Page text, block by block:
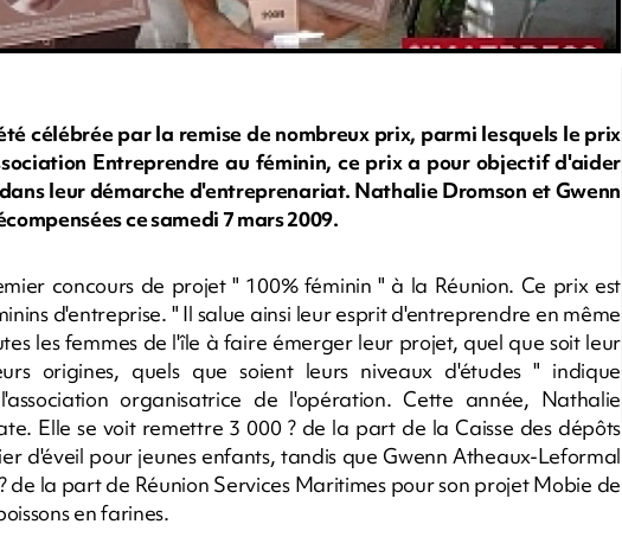
célébrée par la remise de nombreux prix, parmi lesquels le prix
Entreprendre au féminin, ce prix a pour objectif d'aider
leur démarche d'entreprenariat. Nathalie Dromson et Gwenn
ce samedi 7 mars 2009.
concours de projet " 100% féminin " à la Réunion. Ce prix est
d'entreprise. " Il salue ainsi leur esprit d'entreprendre en même
les femmes de l'île à faire émerger leur projet, quel que soit leur
origines, quels que soient leurs niveaux d'études " indique
organisatrice de l'opération. Cette année, Nathalie
Elle se voit remettre 3 000 ? de la part de la Caisse des dépôts
d'éveil pour jeunes enfants, tandis que Gwenn Atheaux-Leformal
de la part de Réunion Services Maritimes pour son projet Mobie de
en farines.